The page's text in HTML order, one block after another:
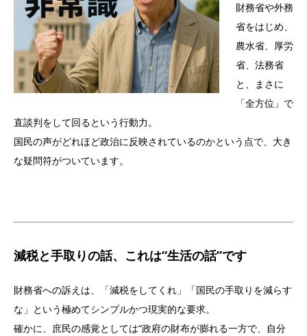
財務省や外務
省をはじめ、
農水省、厚労
省、法務省
と、まさに
「全方位」で
直談判をして回るという行動力。
国民の声がどれほど政治に反映されているのかという点で、大き
な疑問符がついています。
減税と手取りの話、これは“生活の話”です
財務省への訴えは、「減税をしてくれ」「国民の手取りを減らす
な」という極めてシンプルかつ現実的な要求。
確かに、庶民の感覚としては“政府の財布が膨れる一方で、自分